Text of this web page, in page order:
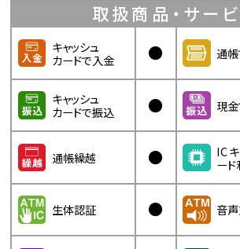
取扱商品・サー
キャッシュ
カードで入金
● 通
キャッシュ
カードで振込
● 現
通帳繰越 ●
IC
ー
生体認証 ● 音